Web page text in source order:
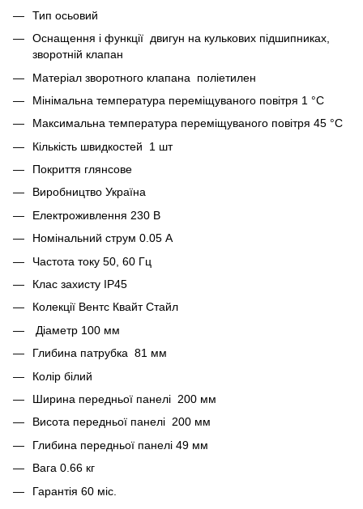
Тип осьовий
Оснащення і функції двигун на кулькових підшипниках,
зворотній клапан
Матеріал зворотного клапана поліетилен
Мінімальна температура переміщуваного повітря 1 °C
Максимальна температура переміщуваного повітря 45 °C
Кількість швидкостей 1 шт
Покриття глянсове
Виробництво Україна
Електроживлення 230 В
Номінальний струм 0.05 А
Частота току 50, 60 Гц
Клас захисту IP45
Колекції Вентс Квайт Стайл
Діаметр 100 мм
Глибина патрубка 81 мм
Колір білий
Ширина передньої панелі 200 мм
Висота передньої панелі 200 мм
Глибина передньої панелі 49 мм
Вага 0.66 кг
Гарантія 60 міс.